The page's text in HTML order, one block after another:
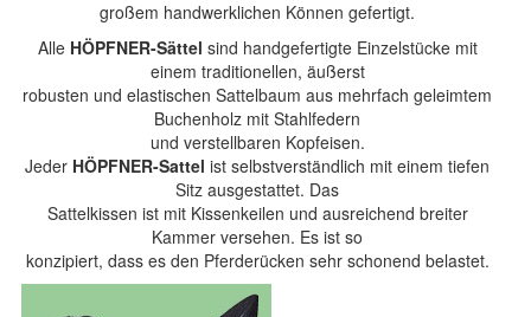
großem handwerklichen Können gefertigt.
Alle HÖPFNER-Sättel sind handgefertigte Einzelstücke mit
einem traditionellen, äußerst
robusten und elastischen Sattelbaum aus mehrfach geleimtem
Buchenholz mit Stahlfedern
und verstellbaren Kopfeisen.
Jeder HÖPFNER-Sattel ist selbstverständlich mit einem tiefen
Sitz ausgestattet. Das
Sattelkissen ist mit Kissenkeilen und ausreichend breiter
Kammer versehen. Es ist so
konzipiert, dass es den Pferderücken sehr schonend belastet.